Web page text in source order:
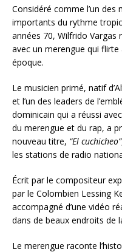
Considéré comme l’un
importants du rythme
années 70, Wilfrido Vargas
avec un merengue qui
époque.
Le musicien primé, natif
et l’un des leaders de
dominicain qui a réussi avec
du merengue et du rap, a
nouveau titre, “El cuchicheo”
les stations de radio
Écrit par le compositeur
par le Colombien Lessing
accompagné d’une vidéo
dans de beaux endroits de
Le merengue raconte